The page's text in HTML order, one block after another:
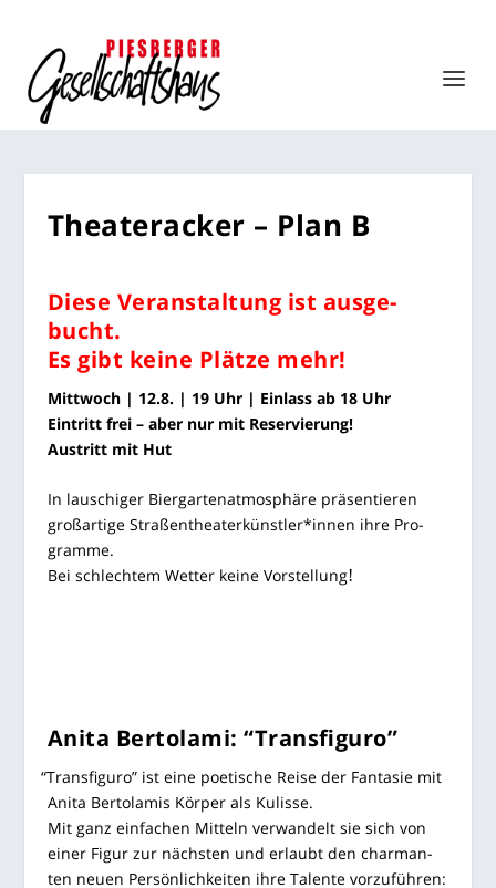
Thea­ter­acker – Plan B
Die­se Ver­an­stal­tung ist aus­ge­
bucht.
Es gibt kei­ne Plät­ze mehr!
Mitt­woch | 12.8. | 19 Uhr | Ein­lass ab 18 Uhr
Ein­tritt frei – aber nur mit Reser­vie­rung!
Aus­tritt mit Hut
In lau­schi­ger Bier­gar­ten­at­mo­sphä­re prä­sen­tie­ren
groß­ar­ti­ge Straßentheaterkünstler*innen ihre Pro­
gram­me.
Bei schlech­tem Wet­ter kei­ne Vor­stel­lung!
Ani­ta Ber­to­l­ami: “Trans­fi­gu­ro”
“Trans­fi­gu­ro” ist eine poe­ti­sche Rei­se der Fan­ta­sie mit
Ani­ta Ber­to­l­amis Kör­per als Kulis­se.
Mit ganz ein­fa­chen Mit­teln ver­wan­delt sie sich von
einer Figur zur nächs­ten und erlaubt den char­man­
ten neu­en Per­sön­lich­kei­ten ihre Talen­te vor­zu­füh­ren: